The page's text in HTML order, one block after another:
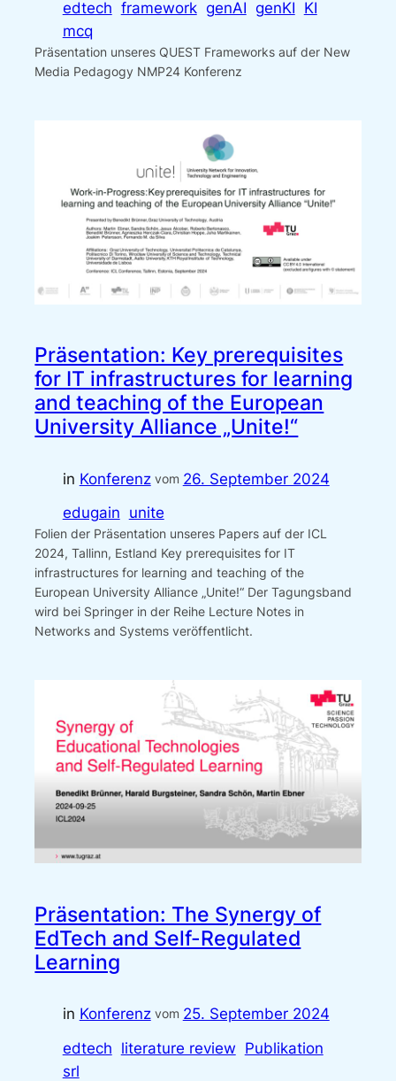
edtech framework genAI genKI KI
mcq
Präsentation unseres QUEST Frameworks auf der New
Media Pedagogy NMP24 Konferenz
Präsentation: Key prerequisites
for IT infrastructures for learning
and teaching of the European
University Alliance „Unite!“
in Konferenz vom 26. September 2024
edugain unite
Folien der Präsentation unseres Papers auf der ICL
2024, Tallinn, Estland Key prerequisites for IT
infrastructures for learning and teaching of the
European University Alliance „Unite!“ Der Tagungsband
wird bei Springer in der Reihe Lecture Notes in
Networks and Systems veröffentlicht.
Präsentation: The Synergy of
EdTech and Self-Regulated
Learning
in Konferenz vom 25. September 2024
edtech literature review Publikation
srl